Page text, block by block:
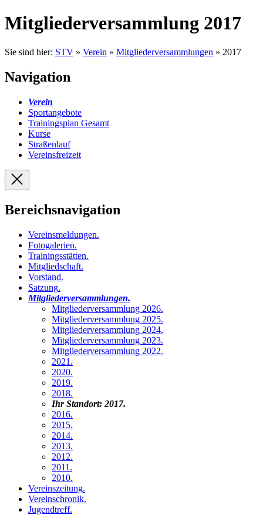
Mitgliederversammlung 2017
Sie sind hier: STV » Verein » Mitgliederversammlungen » 2017
Navigation
Verein
Sportangebote
Trainingsplan Gesamt
Kurse
Straßenlauf
Vereinsfreizeit
Bereichsnavigation
Vereinsmeldungen.
Fotogalerien.
Trainingsstätten.
Mitgliedschaft.
Vorstand.
Satzung.
Mitgliederversammlungen.
Mitgliederversammlung 2026.
Mitgliederversammlung 2025.
Mitgliederversammlung 2024.
Mitgliederversammlung 2023.
Mitgliederversammlung 2022.
2021 .
2020.
2019.
2018.
Ihr Standort: 2017.
2016.
2015.
2014.
2013.
2012.
2011 .
2010.
Vereinszeitung.
Vereinschronik.
Jugendtreff.